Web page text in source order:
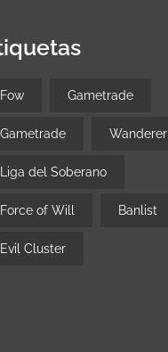
Fow Gametrade
Gametrade Wanderer
Liga del Soberano
Force of Will Banlist
Evil Cluster